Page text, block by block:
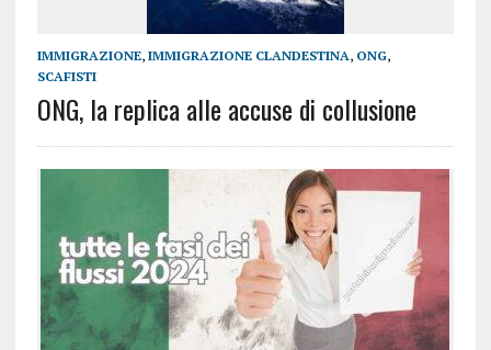
IMMIGRAZIONE, IMMIGRAZIONE CLANDESTINA, ONG,
SCAFISTI
ONG, la replica alle accuse di collusione